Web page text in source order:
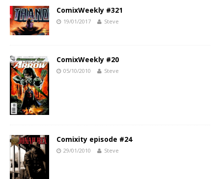
ComixWeekly #321
19/01/2017 Steve
ComixWeekly #20
05/10/2010 Steve
Comixity episode #24
29/01/2010 Steve